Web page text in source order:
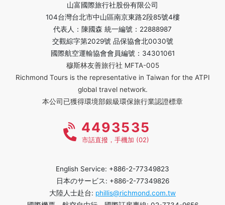
山富國際旅行社股份有限公司
104台灣台北市中山區南京東路2段85號4樓
代表人：陳國森 統一編號：22888987
交觀綜字第2029號 品保協會北0030號
國際航空運輸協會會員編號：34301061
穆斯林友善旅行社 MFTA-005
Richmond Tours is the representative in Taiwan for the ATPI
global travel network.
本公司已獲得環境部銀級環保旅行業認證標章
4493535
市話直撥，手機加 (02)
English Service: +886-2-77349823
日本のサービス: +886-2-77349826
大陸人士赴台: phillis@richmond.com.tw